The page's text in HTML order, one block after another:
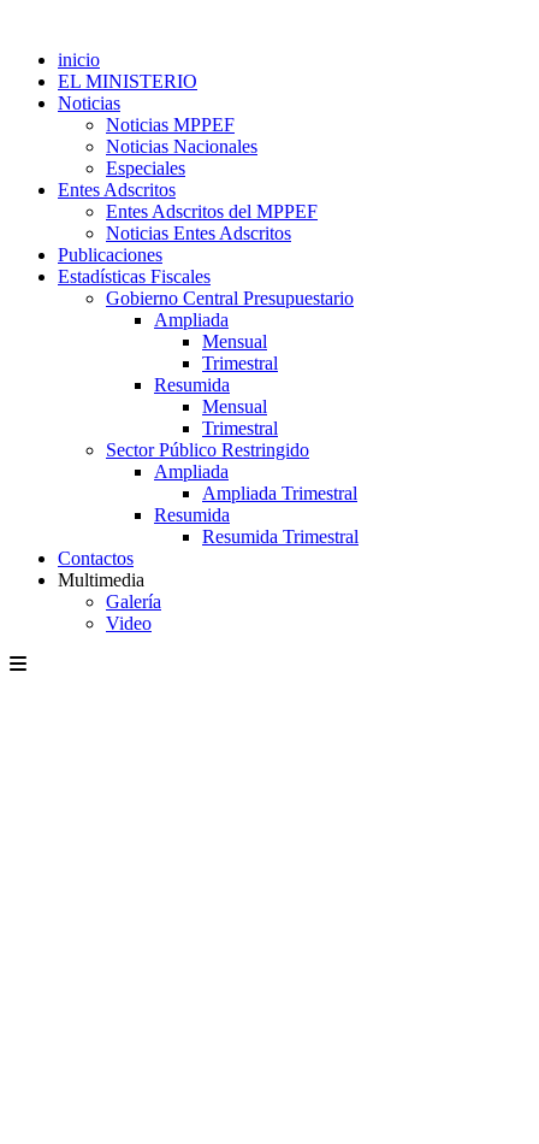
inicio
EL MINISTERIO
Noticias
Noticias MPPEF
Noticias Nacionales
Especiales
Entes Adscritos
Entes Adscritos del MPPEF
Noticias Entes Adscritos
Publicaciones
Estadísticas Fiscales
Gobierno Central Presupuestario
Ampliada
Mensual
Trimestral
Resumida
Mensual
Trimestral
Sector Público Restringido
Ampliada
Ampliada Trimestral
Resumida
Resumida Trimestral
Contactos
Multimedia
Galería
Video